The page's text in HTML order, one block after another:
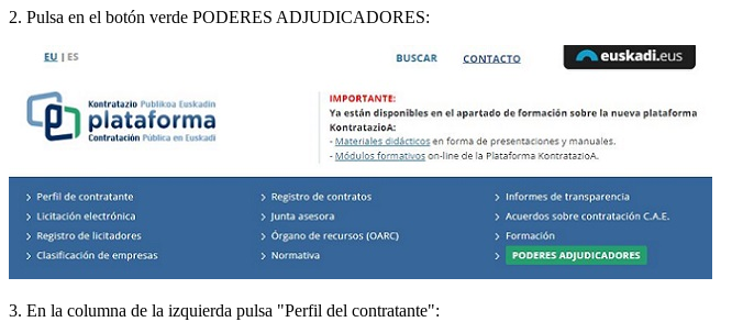
2. Pulsa en el botón verde PODERES ADJUDICADORES:
3. En la columna de la izquierda pulsa "Perfil del contratante":